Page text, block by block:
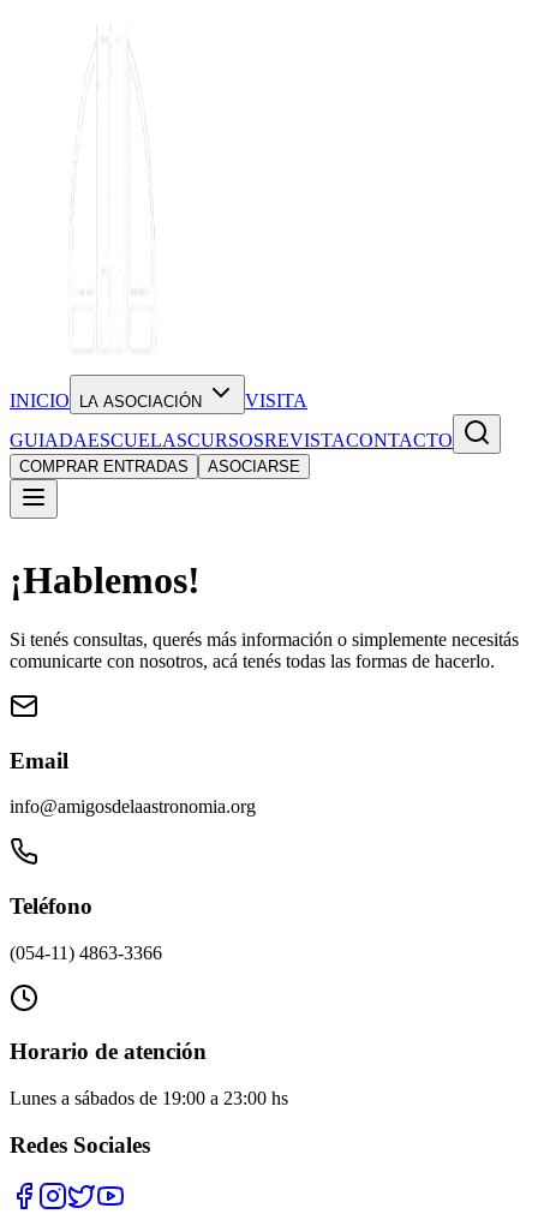
INICIO LA ASOCIACIÓN
VISITA
GUIADAESCUELASCURSOSREVISTACONTACTO
COMPRAR ENTRADAS ASOCIARSE
¡Hablemos!
Si tenés consultas, querés más información o simplemente necesitás
comunicarte con nosotros, acá tenés todas las formas de hacerlo.
Email
info@amigosdelaastronomia.org
Teléfono
(054-11) 4863-3366
Horario de atención
Lunes a sábados de 19:00 a 23:00 hs
Redes Sociales